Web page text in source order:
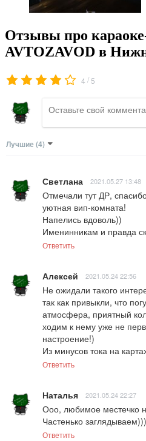
Отзывы про
AVTOZAVOD в
4 / 5
Лучшие (4)
Светлана 2021.05.27 13:48
Отмечали тут ДР,
уютная вип-комната!
Напелись вдоволь))
Именинникам и правда
Ответить
Алексей 2021.05.24 22:56
Не ожидали такого
так как привыкли, что
атмосфера, приятный
ходим к нему уже не
настроение!)
Из минусов тока на
Ответить
Наталья 2021.05.24 22:27
Ооо, любимое местечко
Частенько заглядываем)))
Ответить